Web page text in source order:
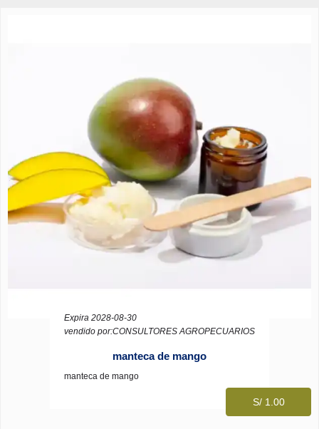
Expira 2028-08-30
vendido por:CONSULTORES AGROPECUARIOS
manteca de mango
manteca de mango
S/ 1.00